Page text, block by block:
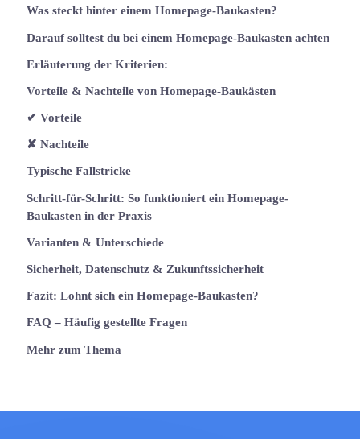
Was steckt hinter einem Homepage-Baukasten?
Darauf solltest du bei einem Homepage-Baukasten achten
Erläuterung der Kriterien:
Vorteile & Nachteile von Homepage-Baukästen
✔ Vorteile
✘ Nachteile
Typische Fallstricke
Schritt-für-Schritt: So funktioniert ein Homepage-
Baukasten in der Praxis
Varianten & Unterschiede
Sicherheit, Datenschutz & Zukunftssicherheit
Fazit: Lohnt sich ein Homepage-Baukasten?
FAQ – Häufig gestellte Fragen
Mehr zum Thema